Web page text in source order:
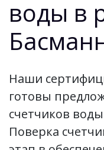
воды в
Наши
готовы
счетчиков
Поверка